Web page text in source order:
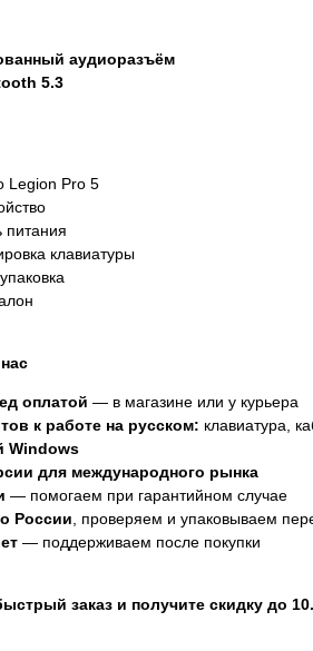
аудиоразъём
5.3
Legion Pro 5
питания
клавиатуры
оплатой — в магазине или у курьера
к работе на русском: клавиатура,
Windows
для международного рынка
— помогаем при гарантийном случае
России, проверяем и упаковываем
— поддерживаем после покупки
заказ и получите скидку до